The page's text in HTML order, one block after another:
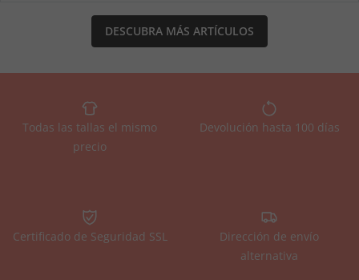
DESCUBRA MÁS ARTÍCULOS
Todas las tallas el mismo
precio
Devolución hasta 100 días
Certificado de Seguridad SSL
Dirección de envío
alternativa